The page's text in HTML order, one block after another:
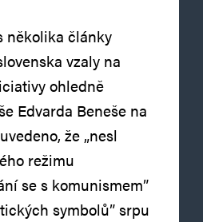
několika články
vzaly na
ohledně
Edvarda Beneše na
že „nesl
režimu
se s komunismem”
symbolů” srpu